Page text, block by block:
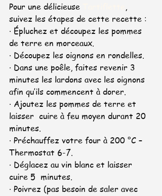
Pour une délicieuse
,
suivez les étapes de cette recette :
· Épluchez et découpez les pommes
de terre en morceaux.
· Découpez les oignons en rondelles.
· Dans une poêle, faites revenir 3
minutes les lardons avec les oignons
afin qu’ils commencent à dorer.
· Ajoutez les pommes de terre et
laisser  cuire à feu moyen durant 20
minutes.
· Préchauffez votre four à 200 °C –
Thermostat 6-7.
· Déglacez au vin blanc et laisser
cuire 5  minutes.
· Poivrez (pas besoin de saler avec